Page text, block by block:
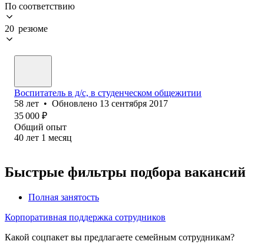
По соответствию
20 резюме
Воспи⁢татель в д/с, в студенческом общежитии
58 лет • Обновлено 13 сентября 2017
35 000 ₽
Общий опыт
40 лет 1 месяц
Быстрые фильтры подбора вакансий
Полная занятость
Корпоративная поддержка сотрудников
Какой соцпакет вы предлагаете семейным сотрудникам?